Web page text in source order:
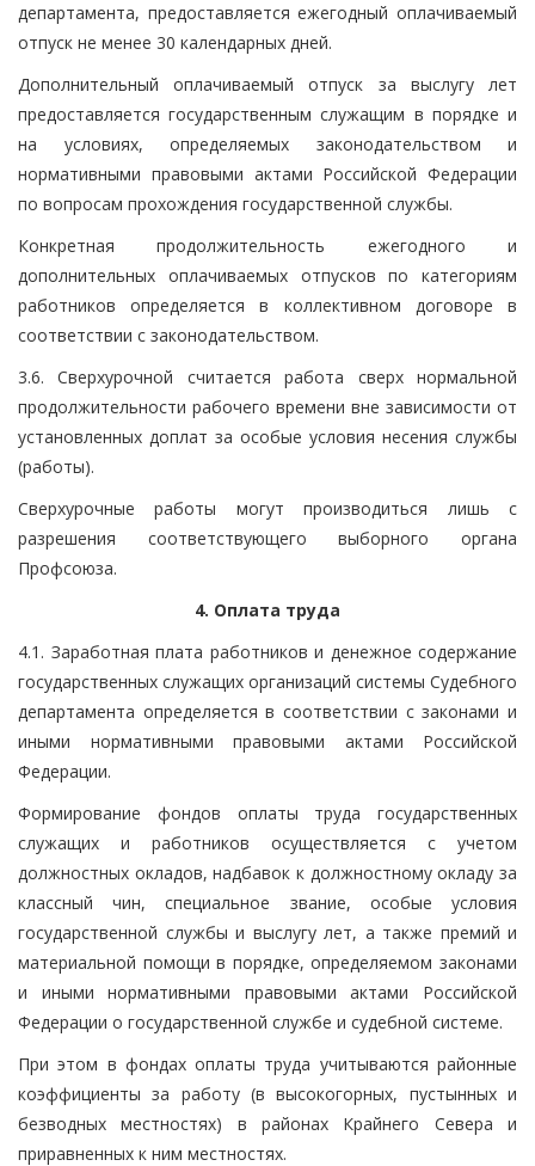
департамента, предоставляется ежегодный оплачиваемый
отпуск не менее 30 календарных дней.
Дополнительный оплачиваемый отпуск за выслугу лет
предоставляется государственным служащим в порядке и
на условиях, определяемых законодательством и
нормативными правовыми актами Российской Федерации
по вопросам прохождения государственной службы.
Конкретная продолжительность ежегодного и
дополнительных оплачиваемых отпусков по категориям
работников определяется в коллективном договоре в
соответствии с законодательством.
3.6. Сверхурочной считается работа сверх нормальной
продолжительности рабочего времени вне зависимости от
установленных доплат за особые условия несения службы
(работы).
Сверхурочные работы могут производиться лишь с
разрешения соответствующего выборного органа
Профсоюза.
4. Оплата труда
4.1. Заработная плата работников и денежное содержание
государственных служащих организаций системы Судебного
департамента определяется в соответствии с законами и
иными нормативными правовыми актами Российской
Федерации.
Формирование фондов оплаты труда государственных
служащих и работников осуществляется с учетом
должностных окладов, надбавок к должностному окладу за
классный чин, специальное звание, особые условия
государственной службы и выслугу лет, а также премий и
материальной помощи в порядке, определяемом законами
и иными нормативными правовыми актами Российской
Федерации о государственной службе и судебной системе.
При этом в фондах оплаты труда учитываются районные
коэффициенты за работу (в высокогорных, пустынных и
безводных местностях) в районах Крайнего Севера и
приравненных к ним местностях.